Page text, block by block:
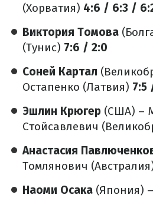
(Хорватия) 4:6 / 6:3 /
Виктория Томова
(Тунис) 7:6 / 2:0
Соней Картал
Остапенко (Латвия) 7:5
Эшлин Крюгер (США) –
Стойсавлевич
Анастасия
Томлянович
Наоми Осака (Япония)